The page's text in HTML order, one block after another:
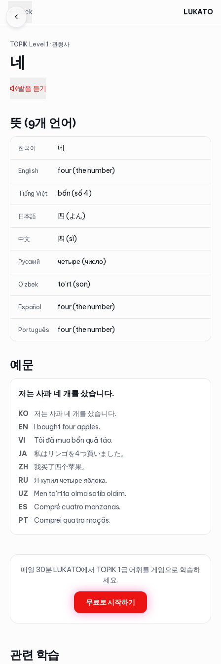
Back LUKATO
TOPIK Level1 · 관형사
네
발음 듣기
뜻 (9개 언어)
한국어 네
English four (the number)
Tiếng Việt bốn (số 4)
日本語 四 (よん)
中文 四 (sì)
Русский четыре (число)
O'zbek to'rt (son)
Español four (the number)
Português four (the number)
예문
저는 사과 네 개를 샀습니다.
KO
저는 사과 네 개를 샀습니다.
EN
I bought four apples.
VI
Tôi đã mua bốn quả táo.
JA
私はリンゴを4つ買いました。
ZH
我买了四个苹果。
RU
Я купил четыре яблока.
UZ
Men to'rtta olma sotib oldim.
ES
Compré cuatro manzanas.
PT
Comprei quatro maçãs.
매일 30분 LUKATO에서 TOPIK 1급 어휘를 게임으로 학습하
세요.
무료로 시작하기
관련 학습